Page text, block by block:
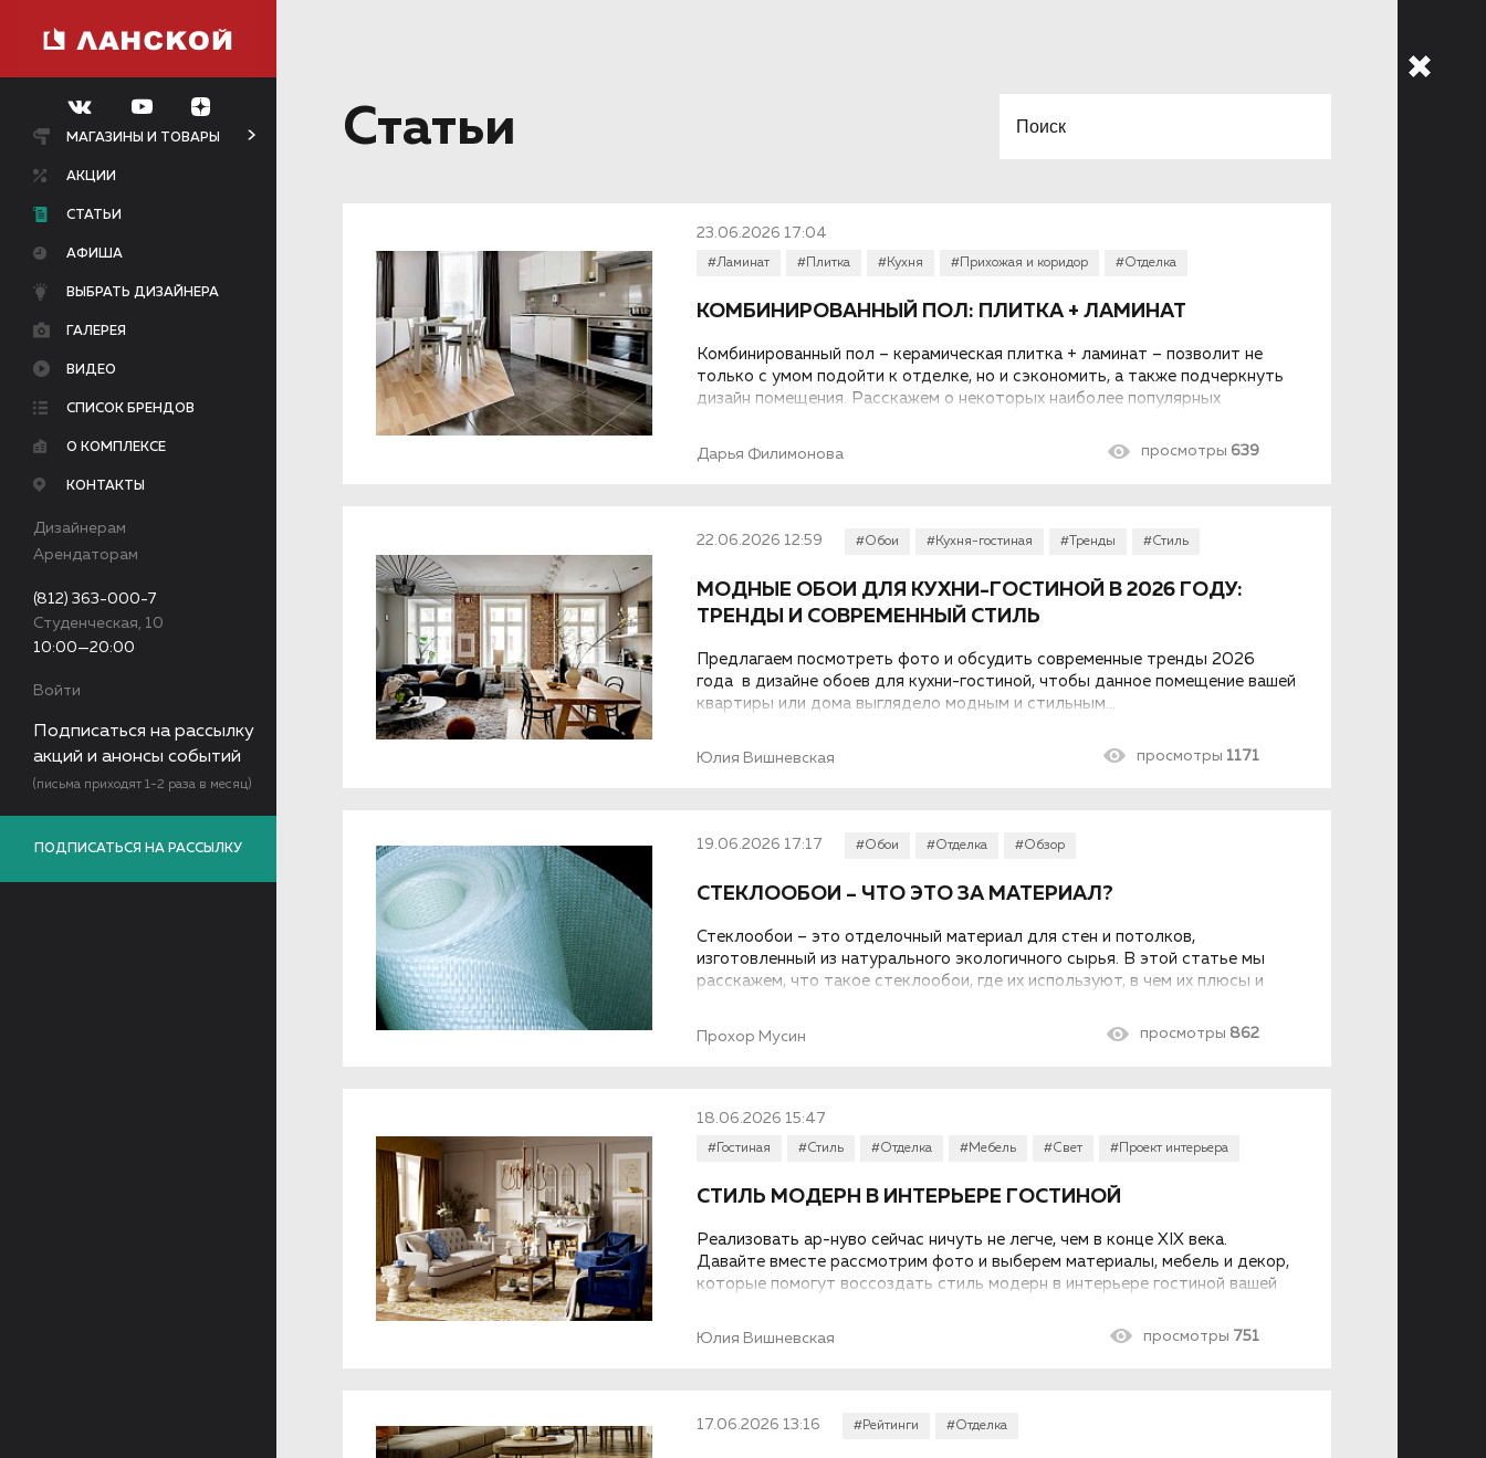
МАГАЗИНЫ И ТОВАРЫ
АКЦИИ
СТАТЬИ
АФИША
ВЫБРАТЬ ДИЗАЙНЕРА
ГАЛЕРЕЯ
ВИДЕО
СПИСОК БРЕНДОВ
О КОМПЛЕКСЕ
КОНТАКТЫ
Дизайнерам
Арендаторам
(812) 363-000-7
Студенческая, 10
10:00—20:00
Войти
Подписаться на рассылку
акций и анонсы событий
(письма приходят 1-2 раза в месяц)
ПОДПИСАТЬСЯ НА РАССЫЛКУ
Статьи
23.06.2026 17:04
#Ламинат #Плитка #Кухня #Прихожая и коридор #Отделка
КОМБИНИРОВАННЫЙ ПОЛ: ПЛИТКА + ЛАМИНАТ
Комбинированный пол – керамическая плитка + ламинат – позволит не
только с умом подойти к отделке, но и сэкономить, а также подчеркнуть
дизайн помещения. Расскажем о некоторых наиболее популярных
Дарья Филимонова просмотры 639
22.06.2026 12:59 #Обои #Кухня-гостиная #Тренды #Стиль
МОДНЫЕ ОБОИ ДЛЯ КУХНИ-ГОСТИНОЙ В 2026 ГОДУ:
ТРЕНДЫ И СОВРЕМЕННЫЙ СТИЛЬ
Предлагаем посмотреть фото и обсудить современные тренды 2026
года в дизайне обоев для кухни-гостиной, чтобы данное помещение вашей
квартиры или дома выглядело модным и стильным...
Юлия Вишневская просмотры 1171
19.06.2026 17:17 #Обои #Отделка #Обзор
СТЕКЛООБОИ – ЧТО ЭТО ЗА МАТЕРИАЛ?
Стеклообои – это отделочный материал для стен и потолков,
изготовленный из натурального экологичного сырья. В этой статье мы
расскажем, что такое стеклообои, где их используют, в чем их плюсы и
Прохор Мусин просмотры 862
18.06.2026 15:47
#Гостиная #Стиль #Отделка #Мебель #Свет #Проект интерьера
СТИЛЬ МОДЕРН В ИНТЕРЬЕРЕ ГОСТИНОЙ
Реализовать ар-нуво сейчас ничуть не легче, чем в конце XIX века.
Давайте вместе рассмотрим фото и выберем материалы, мебель и декор,
которые помогут воссоздать стиль модерн в интерьере гостиной вашей
Юлия Вишневская просмотры 751
17.06.2026 13:16 #Рейтинги #Отделка